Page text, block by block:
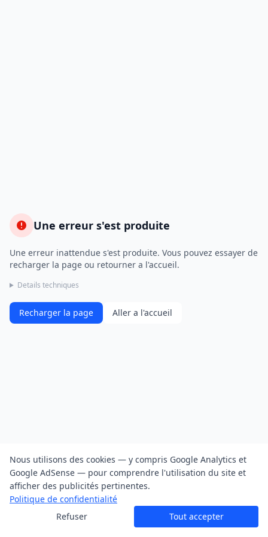
Une erreur s'est produite
Une erreur inattendue s'est produite. Vous pouvez essayer de
recharger la page ou retourner a l'accueil.
Details techniques
Recharger la page Aller a l'accueil
Nous utilisons des cookies — y compris Google Analytics et
Google AdSense — pour comprendre l'utilisation du site et
afficher des publicités pertinentes.
Politique de confidentialité
Refuser
Tout accepter